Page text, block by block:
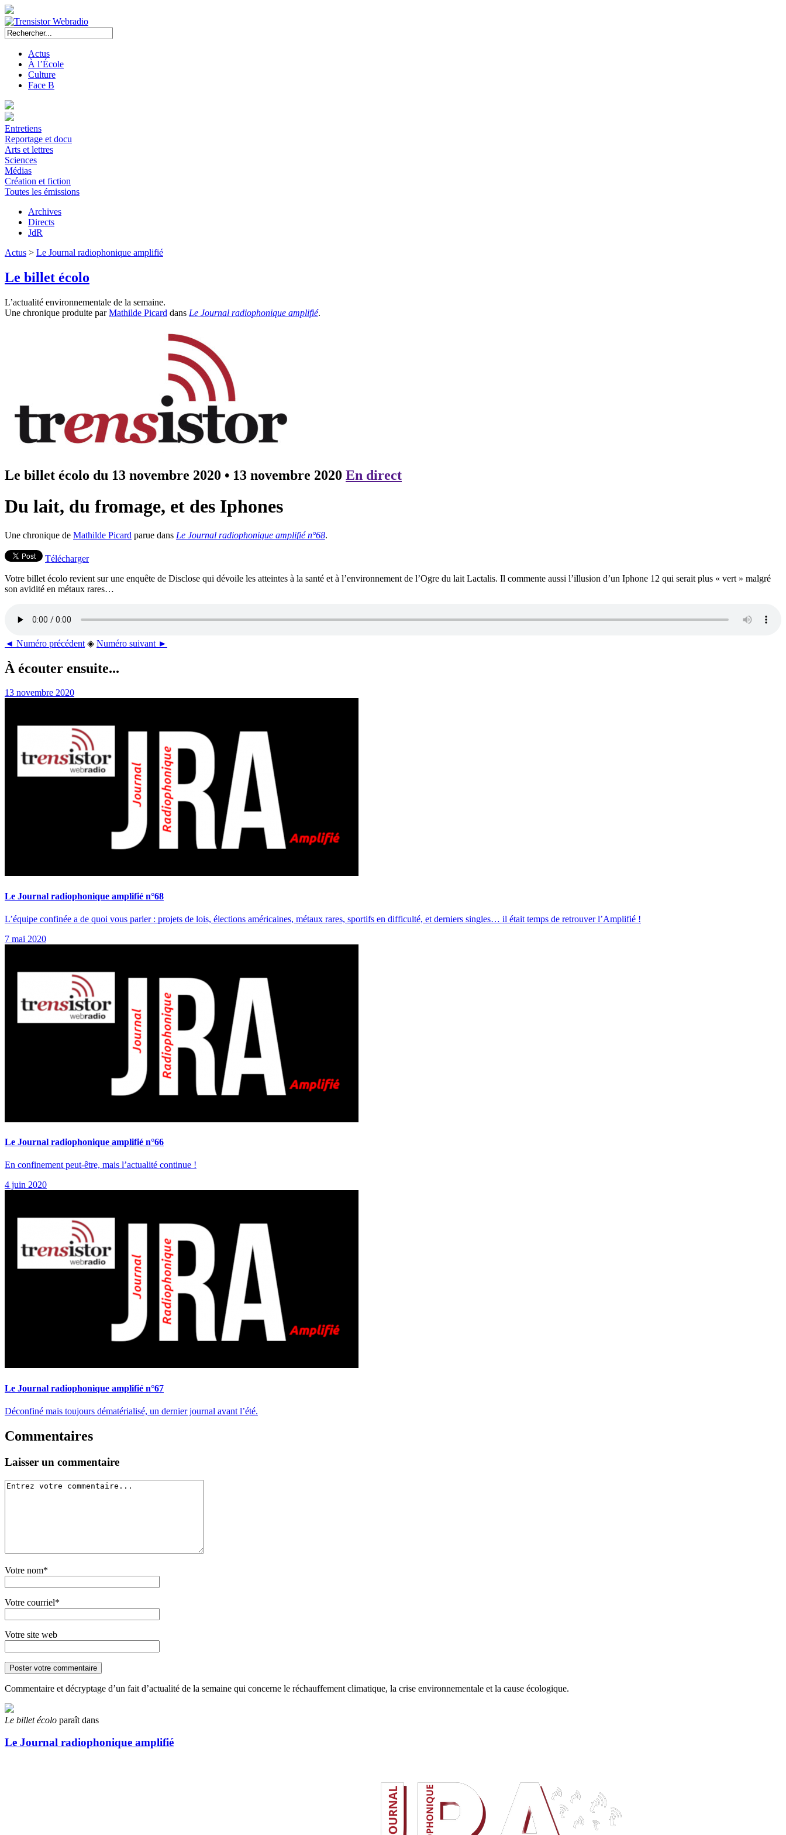
Actus
À l’École
Culture
Face B
Entretiens
Reportage et docu
Arts et lettres
Sciences
Médias
Création et fiction
Toutes les émissions
Archives
Directs
JdR
Actus > Le Journal radiophonique amplifié
Le billet écolo
L’actualité environnementale de la semaine.
Une chronique produite parMathilde Picard dans Le Journal radiophonique amplifié.
Le billet écolo du 13 novembre 2020 • 13 novembre 2020 En direct
Du lait, du fromage, et des Iphones
Une chronique de Mathilde Picard parue dans Le Journal radiophonique amplifié n°68.
Télécharger
Votre billet écolo revient sur une enquête de Disclose qui dévoile les atteintes à la santé et à l’environnement de l’Ogre du lait Lactalis. Il commente aussi l’illusion d’un Iphone 12 qui serait plus « vert » malgré
son avidité en métaux rares…
◄ Numéro précédent ◈ Numéro suivant ►
À écouter ensuite...
13 novembre 2020
Le Journal radiophonique amplifié n°68
L’équipe confinée a de quoi vous parler : projets de lois, élections américaines, métaux rares, sportifs en difficulté, et derniers singles… il était temps de retrouver l’Amplifié !
7 mai 2020
Le Journal radiophonique amplifié n°66
En confinement peut-être, mais l’actualité continue !
4 juin 2020
Le Journal radiophonique amplifié n°67
Déconfiné mais toujours dématérialisé, un dernier journal avant l’été.
Commentaires
Laisser un commentaire
Votre nom*
Votre courriel*
Votre site web
Commentaire et décryptage d’un fait d’actualité de la semaine qui concerne le réchauffement climatique, la crise environnementale et la cause écologique.
Le billet écolo paraît dans
Le Journal radiophonique amplifié